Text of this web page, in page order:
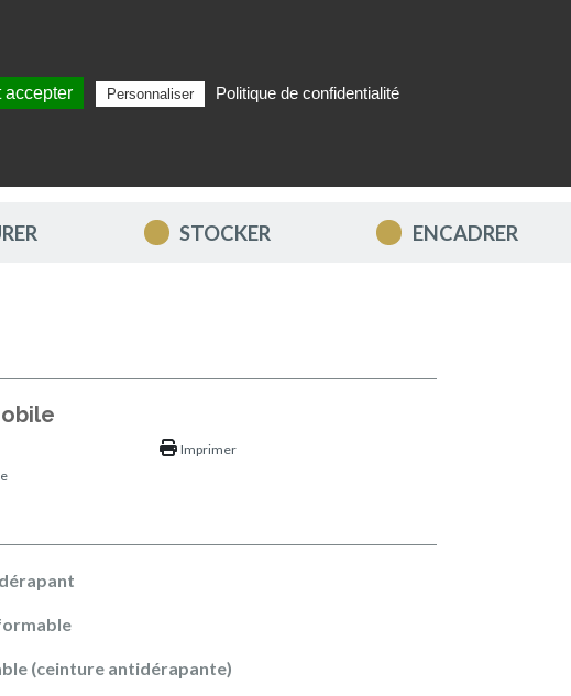
STOCKER ENCADRER
Imprimer
(ceinture antidérapante)
accepter Personnaliser Politique de confidentialité